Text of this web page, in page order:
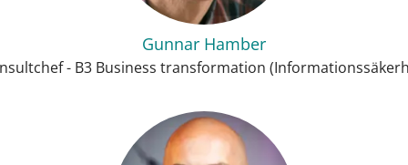
Gunnar Hamber
- B3 Business transformation